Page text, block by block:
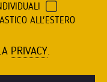
ALL'ESTERO
PRIVACY.